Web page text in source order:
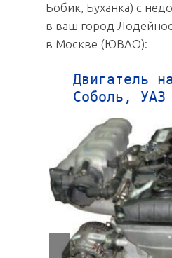
Бобик, Буханка) с
в ваш город
в Москве (ЮВАО):
Двигатель
Соболь,